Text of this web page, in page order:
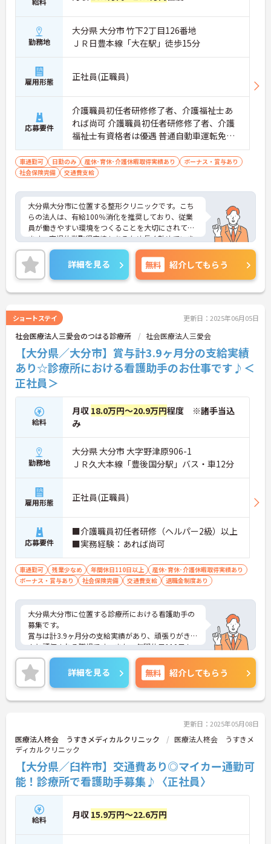
勤務地
大分県 大分市 竹下2丁目126番地
ＪＲ日豊本線「大在駅」徒歩15分
雇用形態 正社員(正職員)
応募要件
介護職員初任者研修修了者、介護福祉士あ
れば尚可 介護職員初任者研修修了者、介護
福祉士有資格者は優遇 普通自動車運転免許
必須（ＡＴ限定可）
車通勤可 日勤のみ 産休･育休･介護休暇取得実績あり
ボーナス・賞与あり
社会保険完備
交通費支給
大分県大分市に位置する整形クリニックです。こち
らの法人は、有給100％消化を推奨しており、従業
員が働きやすい環境をつくることを大切にされてい
ます。育児休業取得実績もあるため長く勤めていき
たい方におすすめの求人です。ご興味のある方には
面接のポイントをお伝えしますので、お気軽にお問
い合わせください。
詳細を見る 無料 紹介してもらう
ショートステイ 更新日：2025年06月05日
社会医療法人三愛会のつはる診療所 社会医療法人三愛会
【大分県／大分市】賞与計3.9ヶ月分の支給実績
あり☆診療所における看護助手のお仕事です♪＜
正社員＞
給料
月収 18.0万円～20.9万円程度 ※諸手当込
み
勤務地
大分県 大分市 大字野津原906-1
ＪＲ久大本線「豊後国分駅」バス・車12分
雇用形態 正社員(正職員)
応募要件
■介護職員初任者研修（ヘルパー2級）以上
■実務経験：あれば尚可
車通勤可 残業少なめ 年間休日110日以上
産休･育休･介護休暇取得実績あり
ボーナス・賞与あり
社会保険完備 交通費支給 退職金制度あり
大分県大分市に位置する診療所における看護助手の
募集です。
賞与は計3.9ヶ月分の支給実績があり、頑張りがきち
んと評価される職場です。また、年間休日110日も
あり、プライベートを大切にしながらご勤務いただ
けます。
ご興味のある方には、面接対策ポイントなど、さら
に詳細をご案内しますのでお気軽にご相談くださ
い！
詳細を見る 無料 紹介してもらう
更新日：2025年05月08日
医療法人柊会 うすきメディカルクリニック
医療法人柊会 うすきメ
ディカルクリニック
【大分県／臼杵市】交通費あり◎マイカー通勤可
能！診療所で看護助手募集♪〈正社員〉
給料 月収 15.9万円～22.6万円